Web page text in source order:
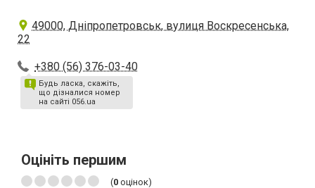
49000, Дніпропетровськ, вулиця Воскресенська,
22
+380 (56) 376-03-40
Будь ласка, скажіть,
що дізналися номер
на сайті 056.ua
Оцініть першим
(0 оцінок)